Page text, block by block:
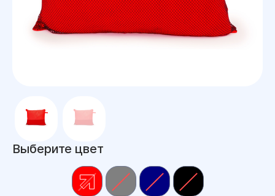
Выберите цвет